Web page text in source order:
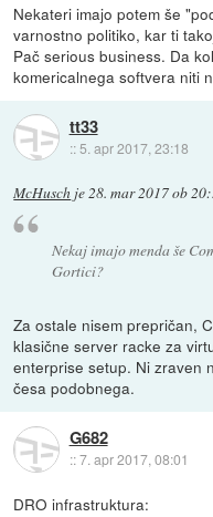
Nekateri imajo potem še
varnostno politiko, kar ti
Pač serious business. Da
komericalnega softvera niti
tt33
:: 5. apr 2017, 23:18
McHusch je 28. mar 2017 ob
Nekaj imajo menda še
Gortici?
Za ostale nisem prepričan,
klasične server racke za
enterprise setup. Ni zraven
česa podobnega.
G682
::7. apr 2017, 08:01
DRO infrastruktura: